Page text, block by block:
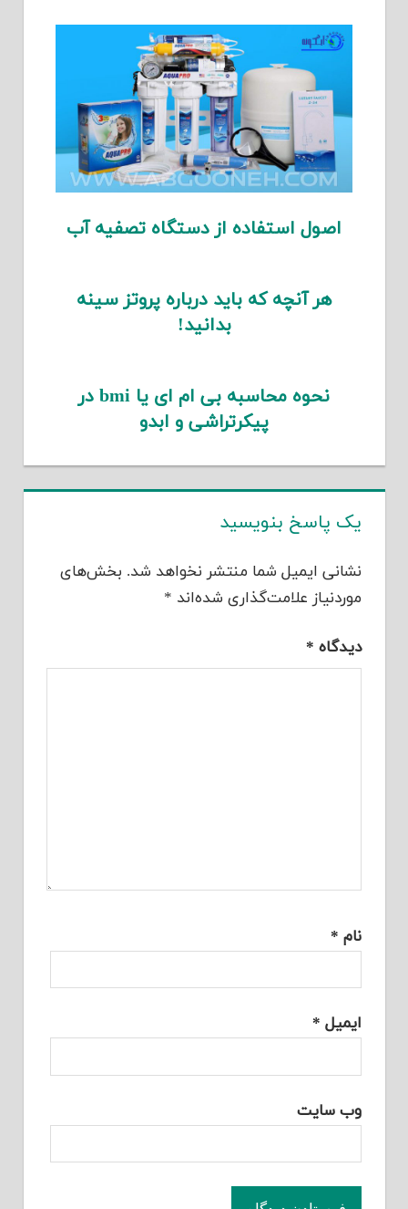
اصول استفاده از دستگاه تصفیه آب
هر آنچه که باید درباره پروتز سینه
بدانید!
نحوه محاسبه بی ام ای یا bmi در
پیکرتراشی و ابدو
یک پاسخ بنویسید
نشانی ایمیل شما منتشر نخواهد شد. بخش‌های
موردنیاز علامت‌گذاری شده‌اند *
دیدگاه *
نام *
ایمیل *
وب‌ سایت